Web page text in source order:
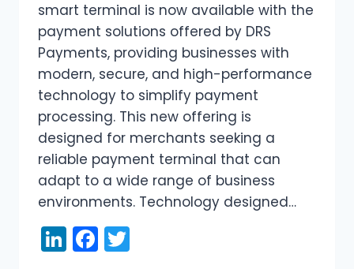
smart terminal is now available with the
payment solutions offered by DRS
Payments, providing businesses with
modern, secure, and high-performance
technology to simplify payment
processing. This new offering is
designed for merchants seeking a
reliable payment terminal that can
adapt to a wide range of business
environments. Technology designed…
LinkedIn
Facebook